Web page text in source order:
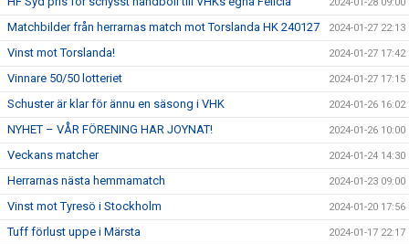
Matchbilder från herrarnas match mot Torslanda HK 240127 2024-01-27 22:13
Vinst mot Torslanda! 2024-01-27 17:42
Vinnare 50/50 lotteriet 2024-01-27 17:15
Schuster är klar för ännu en säsong i VHK 2024-01-26 16:02
NYHET – VÅR FÖRENING HAR JOYNAT! 2024-01-26 10:00
Veckans matcher 2024-01-24 14:30
Herrarnas nästa hemmamatch 2024-01-23 09:00
Vinst mot Tyresö i Stockholm 2024-01-20 17:56
Tuff förlust uppe i Märsta 2024-01-17 22:17